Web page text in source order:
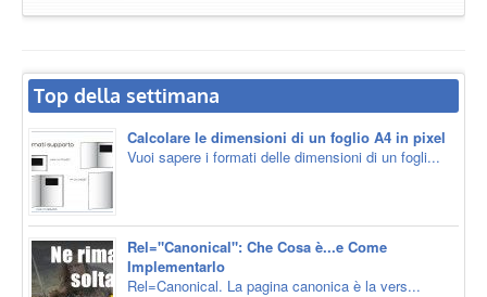
Top della settimana
Calcolare le dimensioni di un foglio A4 in pixel
Vuoi sapere i formati delle dimensioni di un fogli...
Rel="Canonical": Che Cosa è...e Come
Implementarlo
Rel=Canonical. La pagina canonica è la vers...